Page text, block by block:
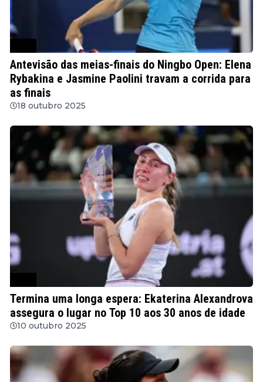
Antevisão das meias-finais do Ningbo Open: Elena
Rybakina e Jasmine Paolini travam a corrida para
as finais
18 outubro 2025
Termina uma longa espera: Ekaterina Alexandrova
assegura o lugar no Top 10 aos 30 anos de idade
10 outubro 2025